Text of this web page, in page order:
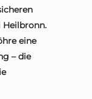
Heilbronn.
eine
– die